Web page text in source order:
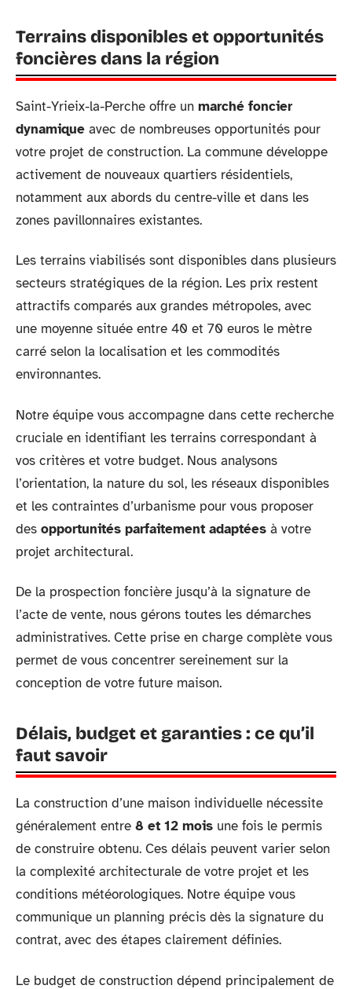
Terrains disponibles et opportunités
foncières dans la région
Saint-Yrieix-la-Perche offre un marché foncier
dynamique avec de nombreuses opportunités pour
votre projet de construction. La commune développe
activement de nouveaux quartiers résidentiels,
notamment aux abords du centre-ville et dans les
zones pavillonnaires existantes.
Les terrains viabilisés sont disponibles dans plusieurs
secteurs stratégiques de la région. Les prix restent
attractifs comparés aux grandes métropoles, avec
une moyenne située entre 40 et 70 euros le mètre
carré selon la localisation et les commodités
environnantes.
Notre équipe vous accompagne dans cette recherche
cruciale en identifiant les terrains correspondant à
vos critères et votre budget. Nous analysons
l’orientation, la nature du sol, les réseaux disponibles
et les contraintes d’urbanisme pour vous proposer
des opportunités parfaitement adaptées à votre
projet architectural.
De la prospection foncière jusqu’à la signature de
l’acte de vente, nous gérons toutes les démarches
administratives. Cette prise en charge complète vous
permet de vous concentrer sereinement sur la
conception de votre future maison.
Délais, budget et garanties : ce qu’il
faut savoir
La construction d’une maison individuelle nécessite
généralement entre 8 et 12 mois une fois le permis
de construire obtenu. Ces délais peuvent varier selon
la complexité architecturale de votre projet et les
conditions météorologiques. Notre équipe vous
communique un planning précis dès la signature du
contrat, avec des étapes clairement définies.
Le budget de construction dépend principalement de